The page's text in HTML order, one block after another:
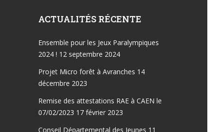
ACTUALITÉS RÉCENTE
Ensemble pour les Jeux Paralympiques
2024 ! 12 septembre 2024
Projet Micro forêt à Avranches 14
décembre 2023
Remise des attestations RAE à CAEN le
07/02/2023 17 février 2023
Conseil Départemental des Jeunes 11